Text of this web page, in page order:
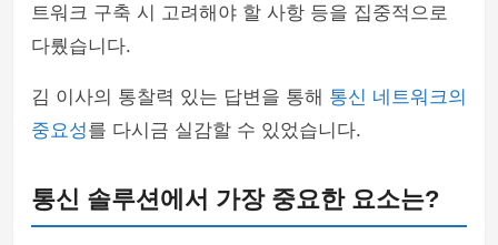
트워크 구축 시 고려해야 할 사항 등을 집중적으로
다뤘습니다.
김 이사의 통찰력 있는 답변을 통해 통신 네트워크의
중요성를 다시금 실감할 수 있었습니다.
통신 솔루션에서 가장 중요한 요소는?